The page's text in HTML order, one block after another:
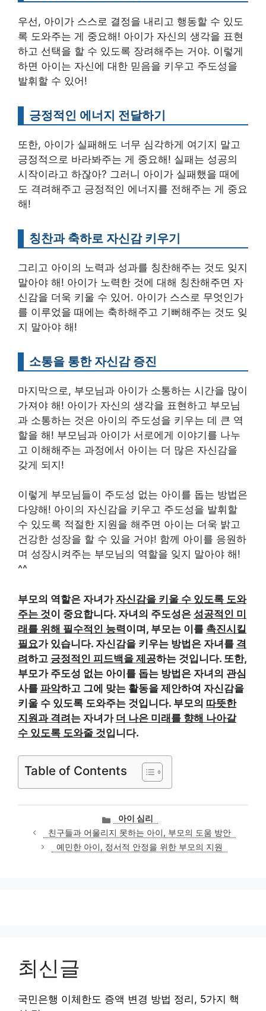
우선, 아이가 스스로 결정을 내리고 행동할 수 있도
록 도와주는 게 중요해! 아이가 자신의 생각을 표현
하고 선택을 할 수 있도록 장려해주는 거야. 이렇게
하면 아이는 자신에 대한 믿음을 키우고 주도성을
발휘할 수 있어!
긍정적인 에너지 전달하기
또한, 아이가 실패해도 너무 심각하게 여기지 말고
긍정적으로 바라봐주는 게 중요해! 실패는 성공의
시작이라고 하잖아? 그러니 아이가 실패했을 때에
도 격려해주고 긍정적인 에너지를 전해주는 게 중요
해!
칭찬과 축하로 자신감 키우기
그리고 아이의 노력과 성과를 칭찬해주는 것도 잊지
말아야 해! 아이가 노력한 것에 대해 칭찬해주면 자
신감을 더욱 키울 수 있어. 아이가 스스로 무엇인가
를 이루었을 때에는 축하해주고 기뻐해주는 것도 잊
지 말아야 해!
소통을 통한 자신감 증진
마지막으로, 부모님과 아이가 소통하는 시간을 많이
가져야 해! 아이가 자신의 생각을 표현하고 부모님
과 소통하는 것은 아이의 주도성을 키우는 데 큰 역
할을 해! 부모님과 아이가 서로에게 이야기를 나누
고 이해해주는 과정에서 아이는 더 많은 자신감을
갖게 되지!
이렇게 부모님들이 주도성 없는 아이를 돕는 방법은
다양해! 아이의 자신감을 키우고 주도성을 발휘할
수 있도록 적절한 지원을 해주면 아이는 더욱 밝고
건강한 성장을 할 수 있을 거야! 함께 아이를 응원하
며 성장시켜주는 부모님의 역할을 잊지 말아야 해!
^^
부모의 역할은 자녀가 자신감을 키울 수 있도록 도와
주는 것이 중요합니다. 자녀의 주도성은 성공적인 미
래를 위해 필수적인 능력이며, 부모는 이를 촉진시킬
필요가 있습니다. 자신감을 키우는 방법은 자녀를 격
려하고 긍정적인 피드백을 제공하는 것입니다. 또한,
부모가 주도성 없는 아이를 돕는 방법은 자녀의 관심
사를 파악하고 그에 맞는 활동을 제안하여 자신감을
키울 수 있도록 도와주는 것입니다. 부모의 따뜻한
지원과 격려는 자녀가 더 나은 미래를 향해 나아갈
수 있도록 도와줄 것입니다.
Table of Contents
카
테
고
리
아이 심리
친구들과 어울리지 못하는 아이, 부모의 도움 방안
예민한 아이, 정서적 안정을 위한 부모의 지원
최신글
국민은행 이체한도 증액 변경 방법 정리, 5가지 핵